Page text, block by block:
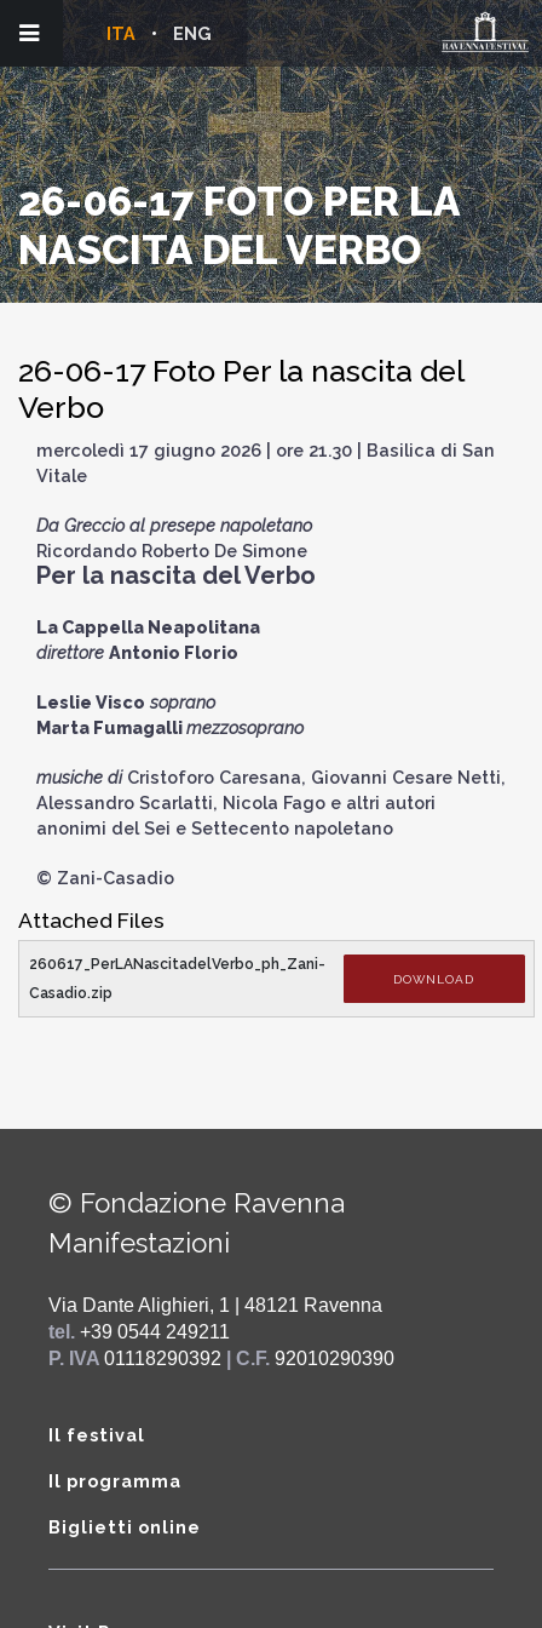
ENG
ITA
26-06-17 FOTO PER LA
NASCITA DEL VERBO
26-06-17 Foto Per la nascita del
Verbo
mercoledì 17 giugno 2026 | ore 21.30 | Basilica di San
Vitale
Da Greccio al presepe napoletano
Ricordando Roberto De Simone
Per la nascita del Verbo
La Cappella Neapolitana
direttore Antonio Florio
Leslie Visco soprano
Marta Fumagallimezzosoprano
musiche diCristoforo Caresana, Giovanni Cesare Netti,
Alessandro Scarlatti, Nicola Fago e altri autori
anonimi del Sei e Settecento napoletano
© Zani-Casadio
Attached Files
260617_PerLANascitadelVerbo_ph_Zani-
Casadio.zip
DOWNLOAD
© Fondazione Ravenna
Manifestazioni
Via Dante Alighieri, 1 | 48121 Ravenna
tel. +39 0544 249211
P. IVA 01118290392 | C.F. 92010290390
Il festival
Il programma
Biglietti online